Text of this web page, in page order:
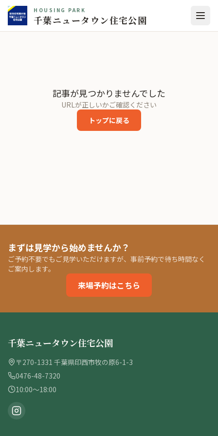
HOUSING PARK
千葉ニュータウン住宅公園
記事が見つかりませんでした
URLが正しいかご確認ください
トップに戻る
まずは見学から始めませんか？
ご予約不要でもご見学いただけますが、事前予約で待ち時間なく
ご案内します。
来場予約はこちら
千葉ニュータウン住宅公園
〒270-1331 千葉県印西市牧の原6-1-3
0476-48-7320
10:00〜18:00